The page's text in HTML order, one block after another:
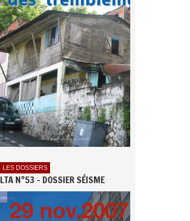
LES DOSSIERS
LTA N°53 - DOSSIER SÉISME